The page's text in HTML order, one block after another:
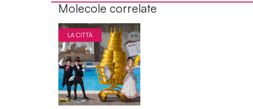
Molecole correlate
LA CITTÀ